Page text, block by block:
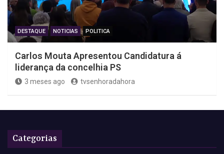
DESTAQUE NOTICIAS POLITICA
Carlos Mouta Apresentou Candidatura á
liderança da concelhia PS
3 meses ago tvsenhoradahora
Categorias